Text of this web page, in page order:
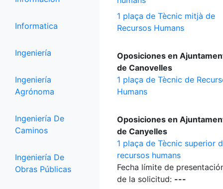
Informatica
Ingeniería
Ingeniería
Agrónoma
Ingeniería De
Caminos
Ingeniería De
Obras Públicas
1 plaça de Tècnic mitjà de
Recursos Humans
Oposiciones en
de Canovelles
1 plaça de Tècnic de
Humans
Oposiciones en
de Canyelles
1 plaça de Tècnic superior
recursos humans
Fecha límite de
de la solicitud: ---